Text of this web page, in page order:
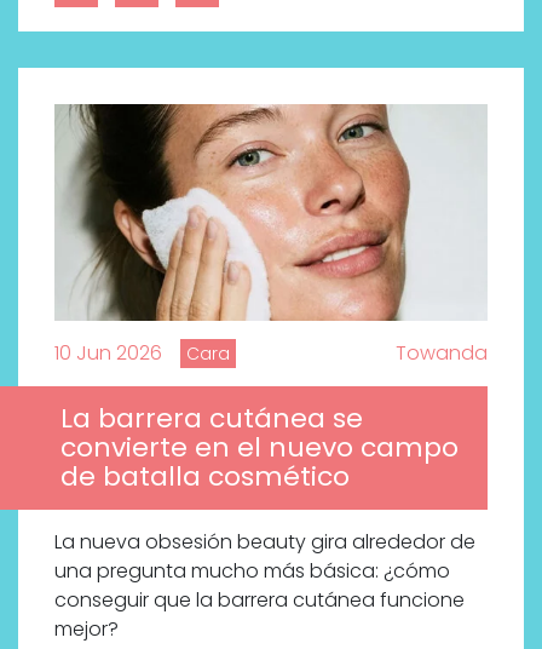
10 Jun 2026 Cara Towanda
La barrera cutánea se
convierte en el nuevo campo
de batalla cosmético
La nueva obsesión beauty gira alrededor de
una pregunta mucho más básica: ¿cómo
conseguir que la barrera cutánea funcione
mejor?